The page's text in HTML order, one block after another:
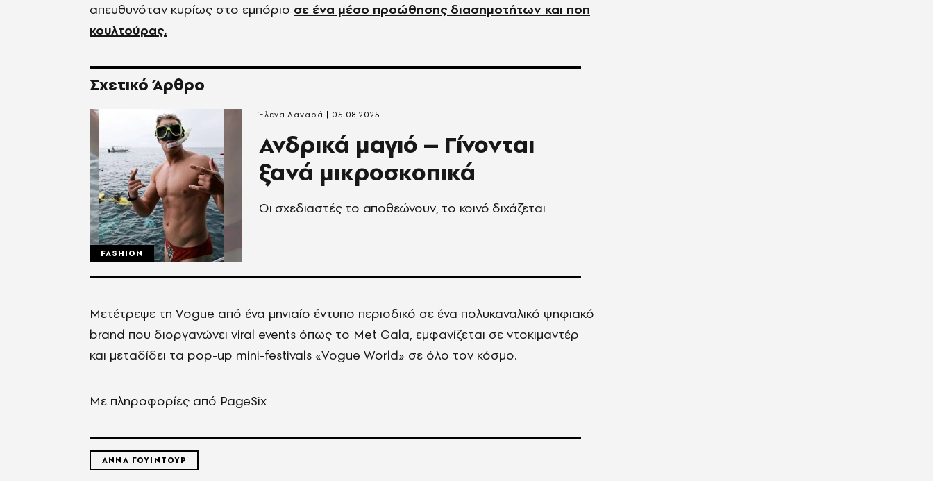
απευθυνόταν κυρίως στο εμπόριο σε ένα μέσο προώθησης διασημοτήτων και ποπ
κουλτούρας.
Σχετικό Άρθρο
FASHION
Ανδρικά μαγιό – Γίνονται
ξανά μικροσκοπικά
Οι σχεδιαστές το αποθεώνουν, το κοινό διχάζεται
Έλενα Λαναρά 05.08.2025
Μετέτρεψε τη Vogue από ένα μηνιαίο έντυπο περιοδικό σε ένα πολυκαναλικό ψηφιακό
brand που διοργανώνει viral events όπως το Met Gala, εμφανίζεται σε ντοκιμαντέρ
και μεταδίδει τα pop-up mini-festivals «Vogue World» σε όλο τον κόσμο.
Με πληροφορίες από PageSix
ΑΝΝΑ ΓΟΥΙΝΤΟΥΡ